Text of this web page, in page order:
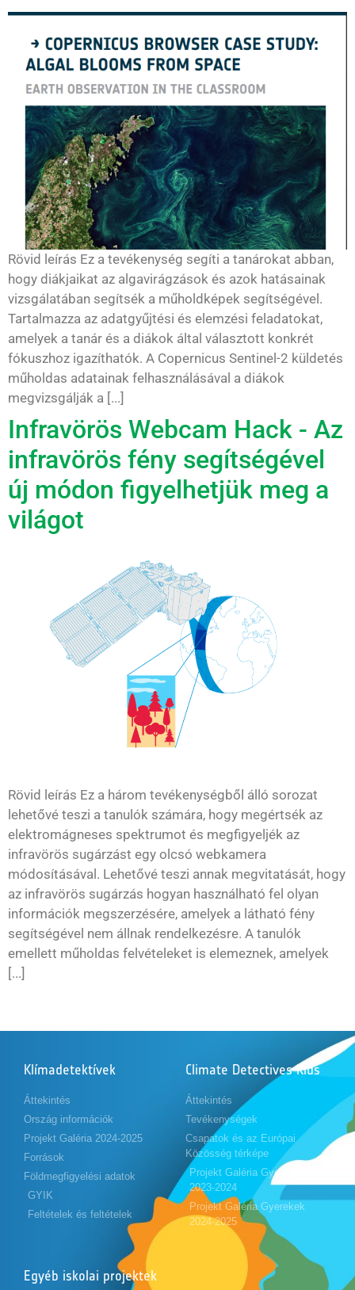
Rövid leírás Ez a tevékenység segíti a tanárokat abban,
hogy diákjaikat az algavirágzások és azok hatásainak
vizsgálatában segítsék a műholdképek segítségével.
Tartalmazza az adatgyűjtési és elemzési feladatokat,
amelyek a tanár és a diákok által választott konkrét
fókuszhoz igazíthatók. A Copernicus Sentinel-2 küldetés
műholdas adatainak felhasználásával a diákok
megvizsgálják a [...]
Infravörös Webcam Hack - Az
infravörös fény segítségével
új módon figyelhetjük meg a
világot
Rövid leírás Ez a három tevékenységből álló sorozat
lehetővé teszi a tanulók számára, hogy megértsék az
elektromágneses spektrumot és megfigyeljék az
infravörös sugárzást egy olcsó webkamera
módosításával. Lehetővé teszi annak megvitatását, hogy
az infravörös sugárzás hogyan használható fel olyan
információk megszerzésére, amelyek a látható fény
segítségével nem állnak rendelkezésre. A tanulók
emellett műholdas felvételeket is elemeznek, amelyek
[...]
Klímadetektívek
Áttekintés
Ország információk
Projekt Galéria 2024-2025
Források
Földmegfigyelési adatok
GYIK
Feltételek és feltételek
Climate Detectives Kids
Áttekintés
Tevékenységek
Csapatok és az Európai
Közösség térképe
Projekt Galéria Gyerekek
2023-2024
Projekt Galéria Gyerekek
2024-2025
Egyéb iskolai projektek